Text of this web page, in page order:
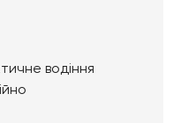
водіння